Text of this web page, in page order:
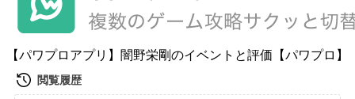
【パワプロアプリ】闇野栄剛のイベントと評価【パワプロ】